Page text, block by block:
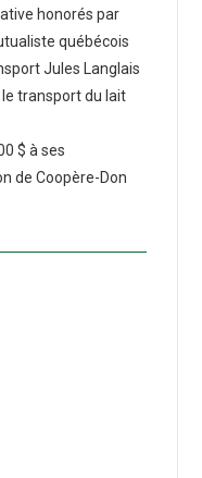
honorés par
québécois
Jules Langlais
transport du lait
$ à ses
de Coopère-Don